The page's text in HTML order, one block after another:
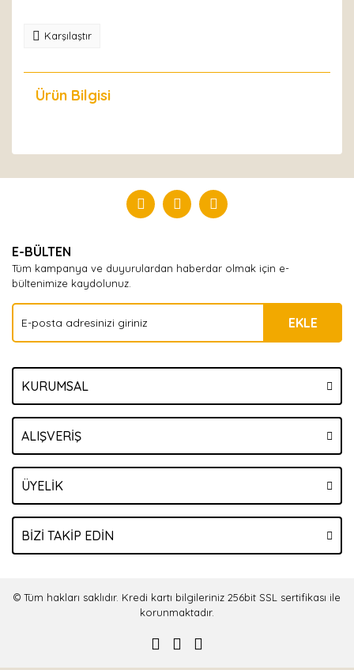
Karşılaştır
Ürün Bilgisi
Yorum Yaz
E-BÜLTEN
Tüm kampanya ve duyurulardan haberdar olmak için e-
bültenimize kaydolunuz.
EKLE
KURUMSAL
ALIŞVERİŞ
ÜYELİK
BİZİ TAKİP EDİN
© Tüm hakları saklıdır. Kredi kartı bilgileriniz 256bit SSL sertifikası ile
korunmaktadır.